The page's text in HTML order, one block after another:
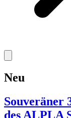
Neu
Souveräner
des ALPLA